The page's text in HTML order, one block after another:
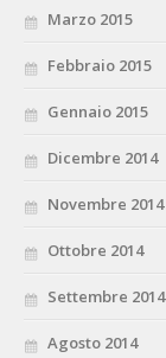
Marzo 2015
Febbraio 2015
Gennaio 2015
Dicembre 2014
Novembre 2014
Ottobre 2014
Settembre 2014
Agosto 2014